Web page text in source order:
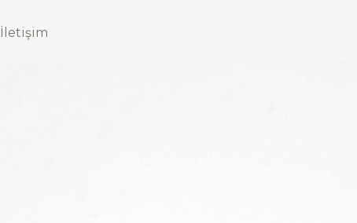
İletişim